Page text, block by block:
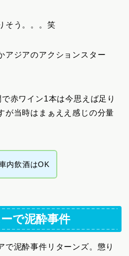
そう。。。笑
アジアのアクションスター
赤ワイン1本は今思えば足り
が当時はまぁええ感じの分量
内飲酒はOK
で泥酔事件
で泥酔事件リターンズ。懲り